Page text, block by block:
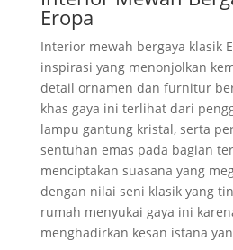
Eropa
Interior mewah bergaya klasik
inspirasi yang menonjolkan
detail ornamen dan furnitur
khas gaya ini terlihat dari
lampu gantung kristal, serta
sentuhan emas pada bagian
menciptakan suasana yang
dengan nilai seni klasik yang
rumah menyukai gaya ini
menghadirkan kesan istana